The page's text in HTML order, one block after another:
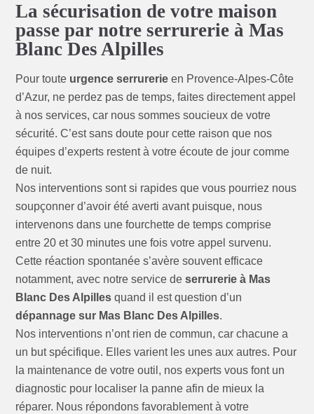
La sécurisation de votre maison
passe par notre serrurerie à Mas
Blanc Des Alpilles
Pour toute urgence serrurerie en Provence-Alpes-Côte
d’Azur, ne perdez pas de temps, faites directement appel
à nos services, car nous sommes soucieux de votre
sécurité. C’est sans doute pour cette raison que nos
équipes d’experts restent à votre écoute de jour comme
de nuit.
Nos interventions sont si rapides que vous pourriez nous
soupçonner d’avoir été averti avant puisque, nous
intervenons dans une fourchette de temps comprise
entre 20 et 30 minutes une fois votre appel survenu.
Cette réaction spontanée s’avère souvent efficace
notamment, avec notre service deserrurerie à Mas
Blanc Des Alpilles quand il est question d’un
dépannage sur Mas Blanc Des Alpilles.
Nos interventions n’ont rien de commun, car chacune a
un but spécifique. Elles varient les unes aux autres. Pour
la maintenance de votre outil, nos experts vous font un
diagnostic pour localiser la panne afin de mieux la
réparer. Nous répondons favorablement à votre